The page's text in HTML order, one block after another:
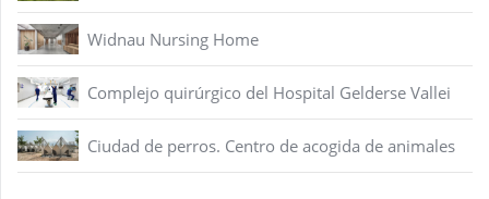
Widnau Nursing Home
Complejo quirúrgico del Hospital Gelderse Vallei
Ciudad de perros. Centro de acogida de animales